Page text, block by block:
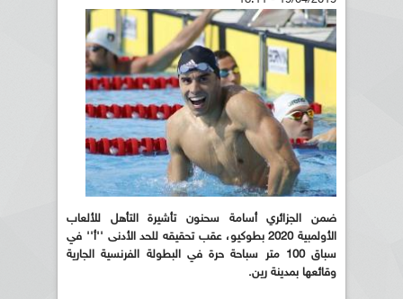
ضمن الجزائري أسامة سحنون تأشيرة التأهل للألعاب
الأولمبية 2020 بطوكيو، عقب تحقيقه للحد الأدنى ''أ'' في
سباق 100 متر سباحة حرة في البطولة الفرنسية الجارية
وقائعها بمدينة رين.